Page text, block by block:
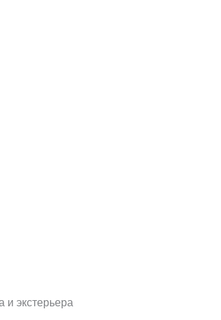
и экстерьера